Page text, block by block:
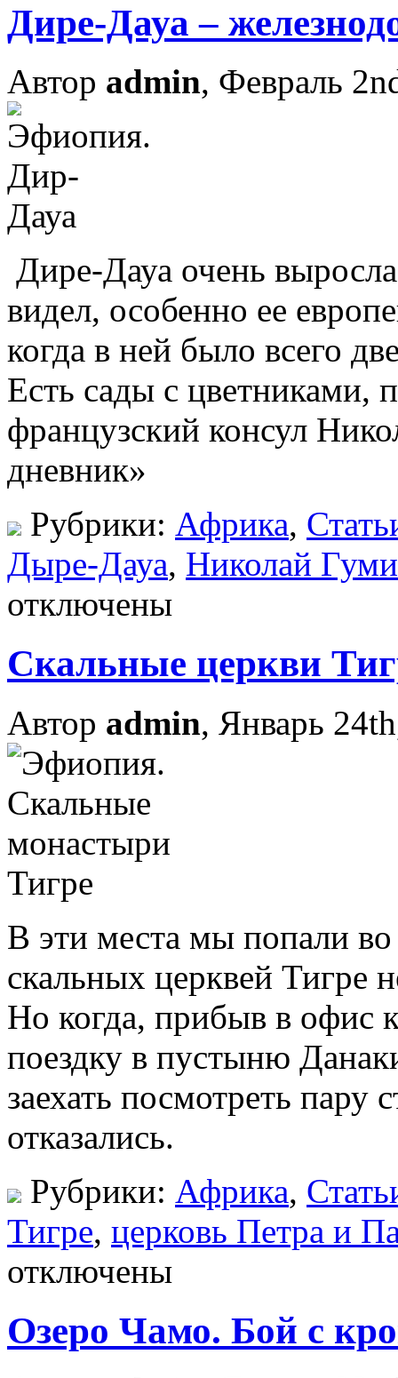
Дире-Дауа –
Автор admin, Февраль
Дире-Дауа очень
видел, особенно ее
когда в ней было всего
Есть сады с цветниками,
французский консул
дневник»
Рубрики: Африка,
Дыре-Дауа, Николай
отключены
Скальные церкви
Автор admin, Январь
В эти места мы попали
скальных церквей Тигре
Но когда, прибыв в офис
поездку в пустыню
заехать посмотреть
отказались.
Рубрики: Африка,
Тигре, церковь Петра и
отключены
Озеро Чамо. Бой с